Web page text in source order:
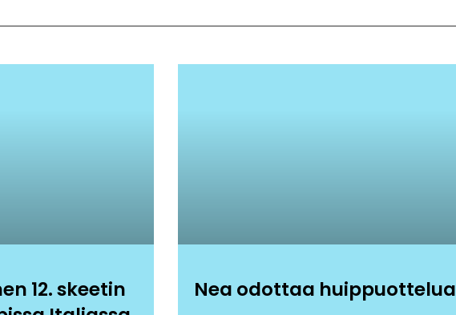
12. skeetin
Nea odottaa huippuottelua